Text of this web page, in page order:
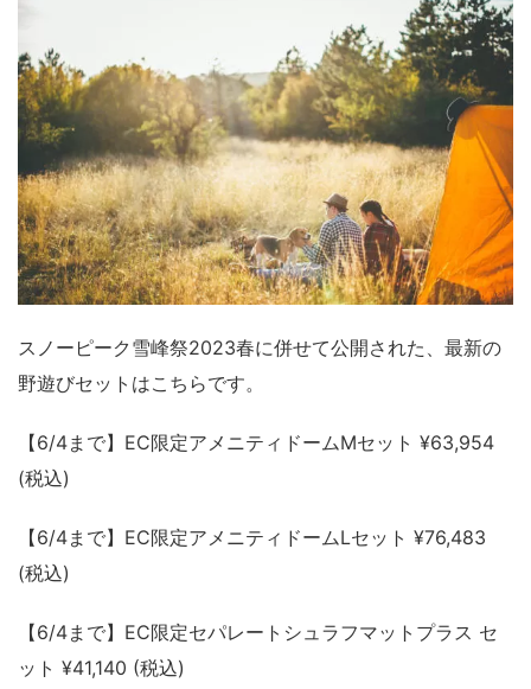
スノーピーク雪峰祭2023春に併せて公開された、最新の
野遊びセットはこちらです。
【6/4まで】EC限定アメニティドームMセット ¥63,954
(税込)
【6/4まで】EC限定アメニティドームLセット ¥76,483
(税込)
【6/4まで】EC限定セパレートシュラフマットプラス セ
ット ¥41,140 (税込)